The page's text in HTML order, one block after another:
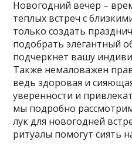
Новогодний вечер –
теплых встреч с
только создать
подобрать элегантный
подчеркнет вашу
Также немаловажен
ведь здоровая и
уверенности и
мы подробно
лук для новогодней
ритуалы помогут сиять